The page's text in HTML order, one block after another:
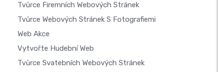
Tvůrce Firemních Webových Stránek
Tvůrce Webových Stránek S Fotografiemi
Web Akce
Vytvořte Hudební Web
Tvůrce Svatebních Webových Stránek